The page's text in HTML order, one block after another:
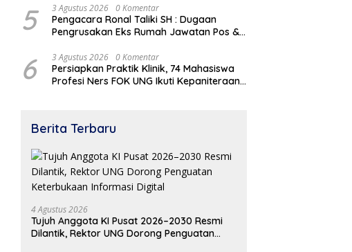
Cagar Budaya Gorontalo
5 3 Agustus 2026 0 Komentar
Pengacara Ronal Taliki SH : Dugaan
Pengrusakan Eks Rumah Jawatan Pos &
Sistimatis. Polda Gorontalo Diminta
Profesional
6 3 Agustus 2026 0 Komentar
Persiapkan Praktik Klinik, 74 Mahasiswa
Profesi Ners FOK UNG Ikuti Kepaniteraan
Berita Terbaru
4 Agustus 2026
Tujuh Anggota KI Pusat 2026–2030 Resmi
Dilantik, Rektor UNG Dorong Penguatan